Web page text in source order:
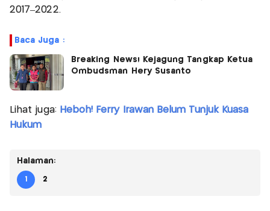
2017–2022.
Baca Juga :
Breaking News! Kejagung Tangkap Ketua
Ombudsman Hery Susanto
Lihat juga: Heboh! Ferry Irawan Belum Tunjuk Kuasa
Hukum
Halaman:
1 2